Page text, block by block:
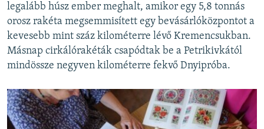
legalább húsz ember meghalt, amikor egy 5,8 tonnás
orosz rakéta megsemmisített egy bevásárlóközpontot a
kevesebb mint száz kilométerre lévő Kremencsukban.
Másnap cirkálórakéták csapódtak be a Petrikivkától
mindössze negyven kilométerre fekvő Dnyipróba.